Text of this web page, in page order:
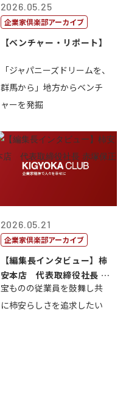
2026.05.25
企業家倶楽部アーカイブ
【ベンチャー・リポート】
「ジャパニーズドリームを、
群馬から」地方からベンチ
ャーを発掘
2026.05.21
企業家倶楽部アーカイブ
【編集長インタビュー】柿
安本店 代表取締役社長 赤
塚保正
宝ものの従業員を鼓舞し共
に柿安らしさを追求したい